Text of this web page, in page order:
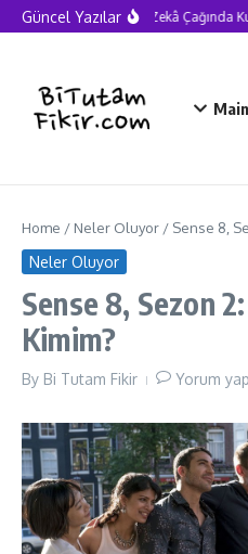
Skip to content
Güncel YazılarYapay Zekâ Çağında
Home / Neler Oluyor / Sense 8,
Neler Oluyor
Sense 8, Sezon
Kimim?
By Bi Tutam Fikir Yorum